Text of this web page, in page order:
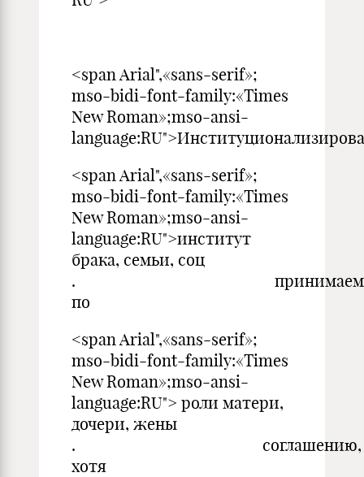
<span Arial",«sans-serif»;
mso-bidi-font-family:«Times
New Roman»;mso-ansi-
<span Arial",«sans-serif»;
mso-bidi-font-family:«Times
New Roman»;mso-ansi-
language:RU">институт
брака, семьи, соц
.
по
<span Arial",«sans-serif»;
mso-bidi-font-family:«Times
New Roman»;mso-ansi-
language:RU"> роли матери,
дочери, жены
. соглашению,
хотя